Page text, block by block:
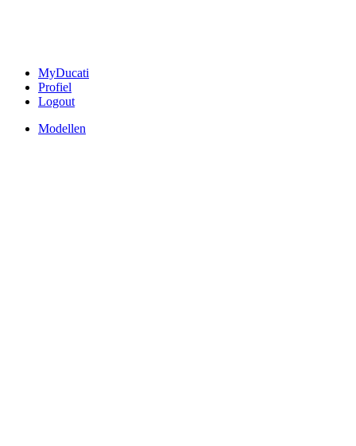
MyDucati
Profiel
Logout
Modellen